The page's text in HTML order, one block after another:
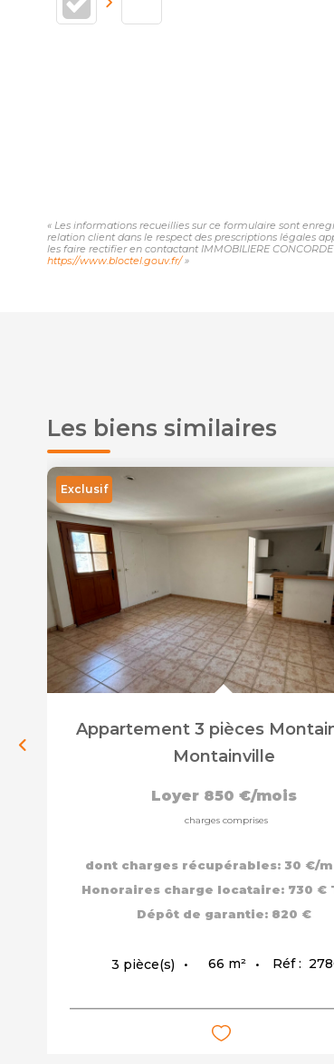
« Les informations recueillies sur ce formulaire sont
relation client dans le respect des prescriptions légales
les faire rectifier en contactant IMMOBILIERE
https://www.bloctel.gouv.fr/»
Les biens similaires
Exclusif
Appartement 3 pièces
Montainville
Loyer 850 €/mois
charges comprises
dont charges récupérables: 30 €/
Honoraires charge locataire: 730 €
Dépôt de garantie: 820 €
3 pièce(s) 66 m² Réf :